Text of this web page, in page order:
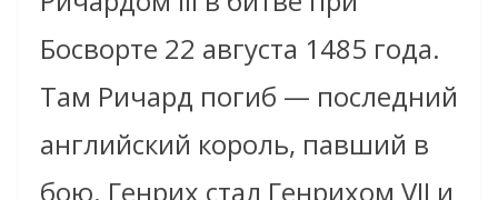
Босворте 22 августа 1485 года.
Там Ричард погиб — последний
английский король, павший в
бою. Генрих стал Генрихом VII и